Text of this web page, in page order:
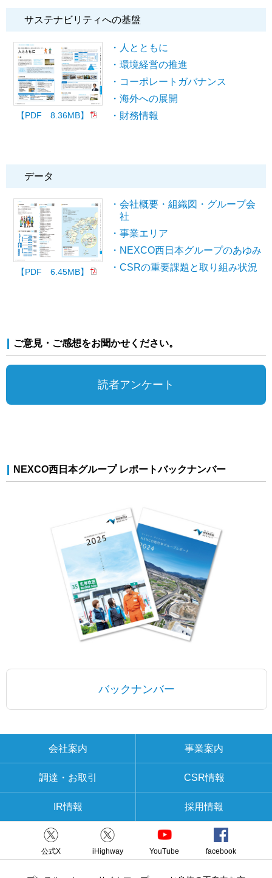
サステナビリティへの基盤
【PDF 8.36MB】
・人とともに
・環境経営の推進
・コーポレートガバナンス
・海外への展開
・財務情報
データ
【PDF 6.45MB】
・会社概要・組織図・グループ会
社
・事業エリア
・NEXCO西日本グループのあゆみ
・CSRの重要課題と取り組み状況
ご意見・ご感想をお聞かせください。
読者アンケート
NEXCO西日本グループ レポートバックナンバー
バックナンバー
会社案内 事業案内
調達・お取引 CSR情報
IR情報 採用情報
公式X iHighway YouTube facebook